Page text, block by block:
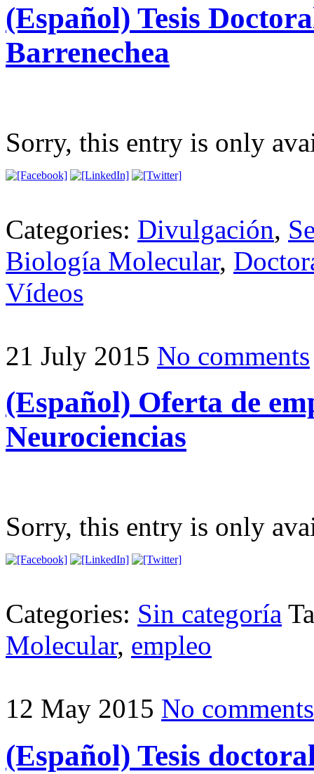
(Español) Tesis
Barrenechea
Sorry, this entry is only
Categories: Divulgación,
Biología Molecular,
Vídeos
21 July 2015 No comments
(Español) Oferta de
Neurociencias
Sorry, this entry is only
Categories: Sin categoría
Molecular, empleo
12 May 2015 No comments
(Español) Tesis